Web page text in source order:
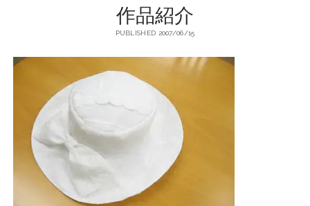
地
店
輸
入
婦
作品紹介
PUBLISHED 2007/06/15